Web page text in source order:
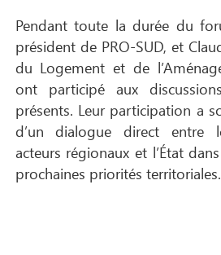
Pendant toute la durée du
président de PRO-SUD, et
du Logement et de
ont participé aux
présents. Leur participation a
d’un dialogue direct entre
acteurs régionaux et l’État
prochaines priorités territoriales.